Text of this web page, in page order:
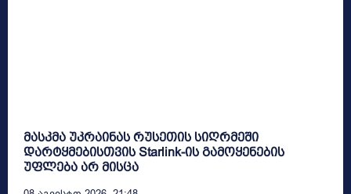
მასკმა უკრაინას რუსეთის სიღრმეში
დარტყმებისთვის Starlink-ის გამოყენების
უფლება არ მისცა